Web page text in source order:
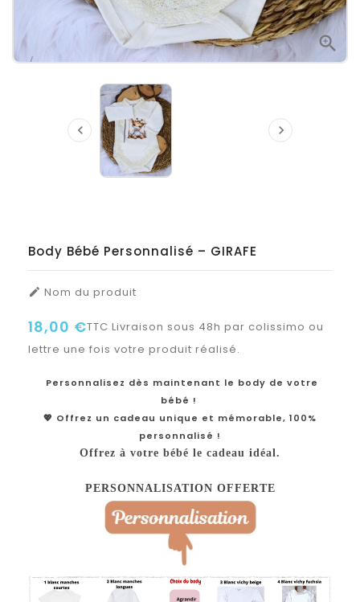

 
Body Bébé Personnalisé – GIRAFE
 Nom du produit
18,00 €TTC Livraison sous 48h par colissimo ou
lettre une fois votre produit réalisé.
Personnalisez dès maintenant le body de votre
bébé !
💖 Offrez un cadeau unique et mémorable, 100%
personnalisé !
Offrez à votre bébé le cadeau idéal.
PERSONNALISATION OFFERTE